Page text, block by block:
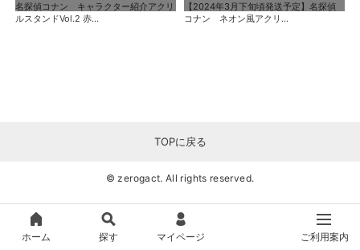
名探偵コナン キャラクター紹介アクリ
ルスタンドVol.2 赤...
【2024年3月下旬頃発送予定】名探偵
コナン ネオン風アクリ...
TOPに戻る
© zerogact. All rights reserved.
ホーム 探す マイページ ご利用案内